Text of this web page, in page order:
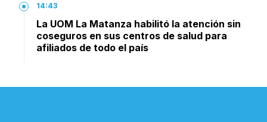
14:43
La UOM La Matanza habilitó la atención sin
coseguros en sus centros de salud para
afiliados de todo el país